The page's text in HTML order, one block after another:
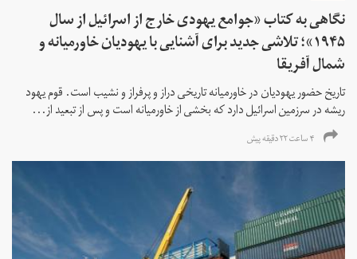
نگاهی به کتاب «جوامع یهودی خارج از اسرائیل از سال
۱۹۴۵»؛ تلاشی جدید برای آشنایی با یهودیان خاورمیانه و
شمال آفریقا
تاریخ حضور یهودیان در خاورمیانه تاریخی دراز و پرفراز و نشیب است. قوم یهود
ریشه در سرزمین اسرائیل دارد که بخشی از خاورمیانه است و پس از تبعید از...
۴ ساعت ۲۲ دقیقه پیش